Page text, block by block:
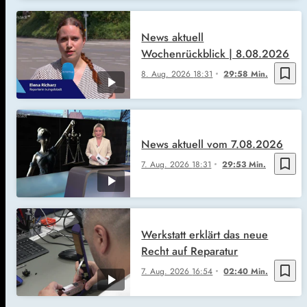
bookmark_border
8. Aug. 2026 18:31 29:58 Min.
News aktuell
Wochenrückblick | 8.08.2026
bookmark_border
7. Aug. 2026 18:31 29:53 Min.
News aktuell vom 7.08.2026
bookmark_border
7. Aug. 2026 16:54 02:40 Min.
Werkstatt erklärt das neue
Recht auf Reparatur